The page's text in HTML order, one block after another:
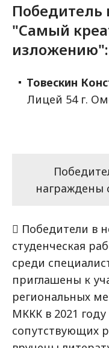
Победитель
"Самый
изложению":
Товескин
Лицей 54 г.
 Победители в
студенческая
среди
приглашены к
региональных
МККК в 2021 году
сопутствующих